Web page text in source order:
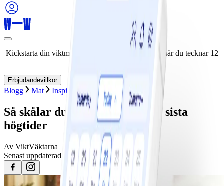
Kickstarta din viktminskningsresa nu! Spara 50% när du tecknar 12
Erbjudandevillkor
Blogg Mat Inspiration Festligheter
Så skålar du smart under årets sista
högtider
Av ViktVäktarna
Senast uppdaterad
25 april 2023